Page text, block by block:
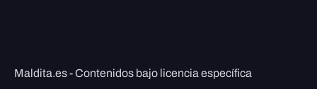
Maldita.es - Contenidos bajo licencia específica